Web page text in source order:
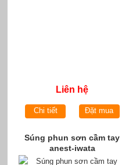
Liên hệ
Chi tiết Đặt mua
Súng phun sơn cầm tay
anest-iwata